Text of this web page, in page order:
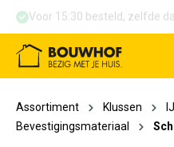
Voor 15:30 besteld, zelfde
Assortiment Klussen
Bevestigingsmateriaal